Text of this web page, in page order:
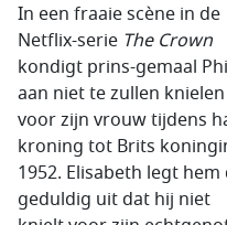
In een fraaie scène in de
Netflix-serie The Crown
kondigt prins-gemaal
aan niet te zullen knielen
voor zijn vrouw tijdens
kroning tot Brits
1952. Elisabeth legt hem
geduldig uit dat hij niet